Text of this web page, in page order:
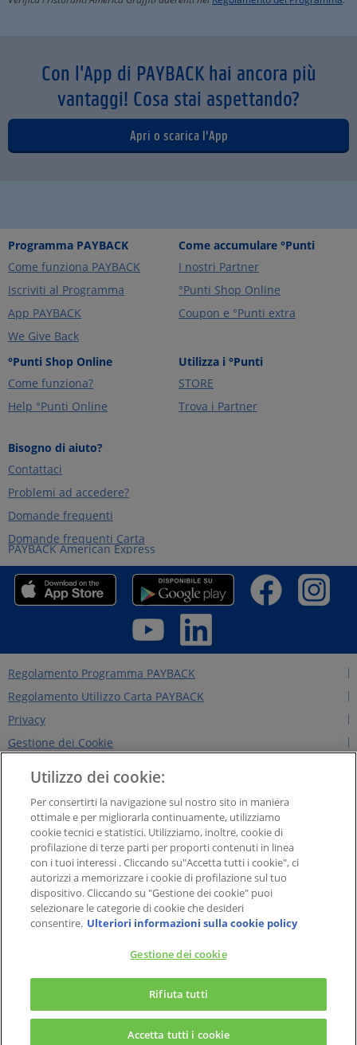
Con l'App di PAYBACK hai ancora più
vantaggi! Cosa stai aspettando?
Apri o scarica l'App
Programma PAYBACK
Come funziona PAYBACK
Iscriviti al Programma
App PAYBACK
We Give Back
Come accumulare °Punti
I nostri Partner
°Punti Shop Online
Coupon e °Punti extra
°Punti Shop Online
Come funziona?
Help °Punti Online
Utilizza i °Punti
STORE
Trova i Partner
Bisogno di aiuto?
Contattaci
Problemi ad accedere?
Domande frequenti
Domande frequenti Carta
PAYBACK American Express
Regolamento Programma PAYBACK
Regolamento Utilizzo Carta PAYBACK
Privacy
Gestione dei Cookie
Contattaci
Chi siamo
NEWS&INTERVISTE
PAYBACK GROUP
Concorsi PAYBACK
Extra
PAYBACK Italia S.r.l. - Società a responsabilità limitata con socio unico, Soggetta
all’attività di direzione e coordinamento di American Express Company, Sede
legale in Viale Alexandre Gustave Eiffel 15, cap 00148 – Roma. Capitale Sociale
Euro 1.000.000,00; Codice fiscale e Partita IVA n. 07643140960. Registro
Imprese di Roma n. 07643140960 - R.E.A. di Roma n. 1331503
×
Il meglio del Programma Fedeltà a portata di tap!
Utilizzo dei cookie:
Per consertirti la navigazione sul nostro sito in maniera
ottimale e per migliorarla continuamente, utilizziamo
cookie tecnici e statistici. Utilizziamo, inoltre, cookie di
profilazione di terze parti per proporti contenuti in linea
con i tuoi interessi . Cliccando su"Accetta tutti i cookie", ci
autorizzi a memorizzare i cookie di profilazione sul tuo
dispositivo. Cliccando su "Gestione dei cookie" puoi
selezionare le categorie di cookie che desideri
consentire. Ulteriori informazioni sulla cookie policy
Gestione dei cookie
Rifiuta tutti
Accetta tutti i cookie